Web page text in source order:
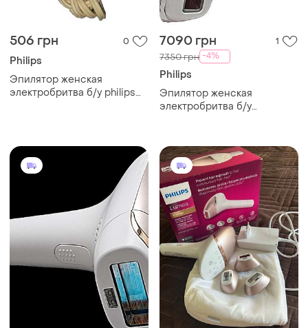
506 грн 0
Philips
Эпилятор женская
электробритва б/у philips
7090 грн 1
7350 грн -4%
Philips
Эпилятор женская
электробритва б/у